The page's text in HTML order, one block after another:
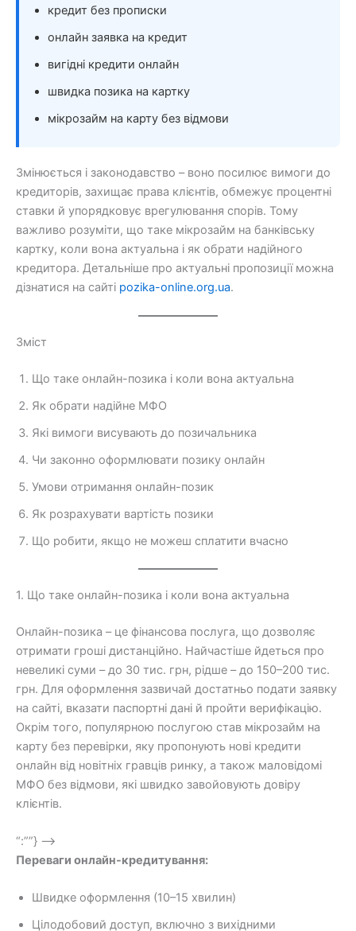
кредит без прописки
онлайн заявка на кредит
вигідні кредити онлайн
швидка позика на картку
мікрозайм на карту без відмови
Змінюється і законодавство – воно посилює вимоги до
кредиторів, захищає права клієнтів, обмежує процентні
ставки й упорядковує врегулювання спорів. Тому
важливо розуміти, що таке мікрозайм на банківську
картку, коли вона актуальна і як обрати надійного
кредитора. Детальніше про актуальні пропозиції можна
дізнатися на сайті pozika-online.org.ua.
Зміст
Що таке онлайн-позика і коли вона актуальна
Як обрати надійне МФО
Які вимоги висувають до позичальника
Чи законно оформлювати позику онлайн
Умови отримання онлайн-позик
Як розрахувати вартість позики
Що робити, якщо не можеш сплатити вчасно
1. Що таке онлайн-позика і коли вона актуальна
Онлайн-позика – це фінансова послуга, що дозволяє
отримати гроші дистанційно. Найчастіше йдеться про
невеликі суми – до 30 тис. грн, рідше – до 150–200 тис.
грн. Для оформлення зазвичай достатньо подати заявку
на сайті, вказати паспортні дані й пройти верифікацію.
Окрім того, популярною послугою став мікрозайм на
карту без перевірки, яку пропонують нові кредити
онлайн від новітніх гравців ринку, а також маловідомі
МФО без відмови, які швидко завойовують довіру
клієнтів.
“:””} –>
Переваги онлайн-кредитування:
Швидке оформлення (10–15 хвилин)
Цілодобовий доступ, включно з вихідними